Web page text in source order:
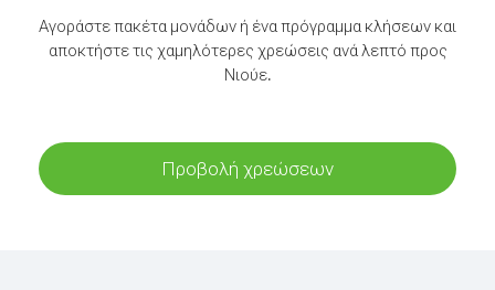
Αγοράστε πακέτα μονάδων ή ένα πρόγραμμα κλήσεων και
αποκτήστε τις χαμηλότερες χρεώσεις ανά λεπτό προς
Νιούε.
Προβολή χρεώσεων